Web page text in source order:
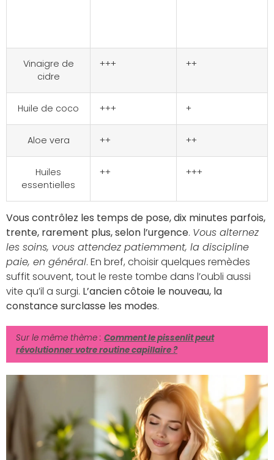
Vinaigre de
cidre
+++ ++
Huile de coco +++ +
Aloe vera ++ ++
Huiles
essentielles
++ +++
Vous contrôlez les temps de pose, dix minutes parfois,
trente, rarement plus, selon l’urgence. Vous alternez
les soins, vous attendez patiemment, la discipline
paie, en général. En bref, choisir quelques remèdes
suffit souvent, tout le reste tombe dans l’oubli aussi
vite qu’il a surgi. L’ancien côtoie le nouveau, la
constance surclasse les modes.
Sur le même thème : Comment le pissenlit peut
révolutionner votre routine capillaire ?